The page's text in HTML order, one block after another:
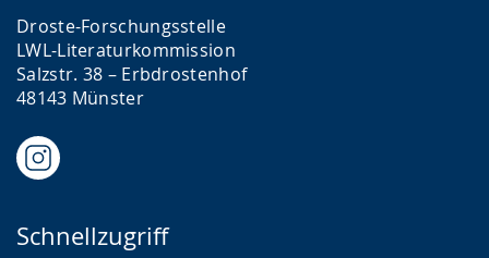
Droste-Forschungsstelle
LWL-Literaturkommission
Salzstr. 38 – Erbdrostenhof
48143 Münster
Schnellzugriff